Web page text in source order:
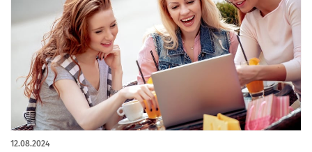
12.08.2024